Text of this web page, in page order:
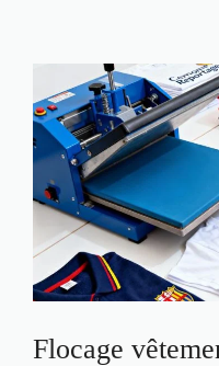
Flocage